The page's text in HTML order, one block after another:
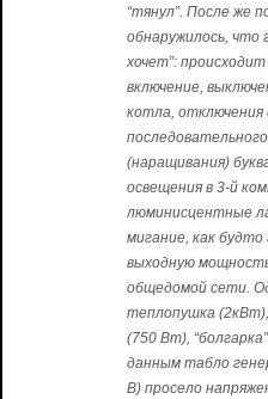
“тянул”. После же
обнаружилось, что
хочет”:
включение,
котла, отключения
(наращивания)
освещения в 3-й
люминисцентные
мигание, как
выходную
общедомой сети.
теплопушка
(750 Вт),
данным табло
В) просело